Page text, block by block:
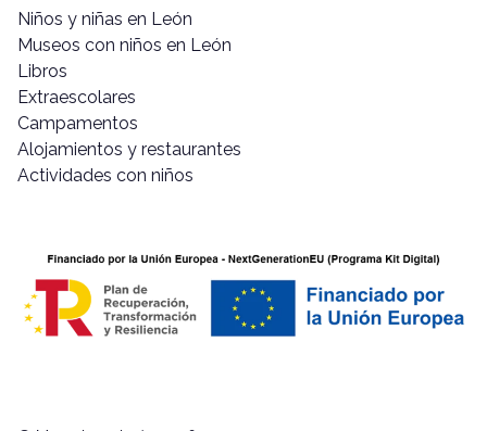
Niños y niñas en León
Museos con niños en León
Libros
Extraescolares
Campamentos
Alojamientos y restaurantes
Actividades con niños